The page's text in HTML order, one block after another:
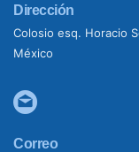
Dirección
Colosio esq. Horacio
México
Correo